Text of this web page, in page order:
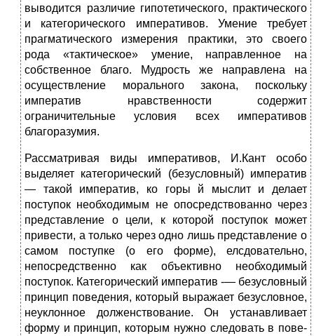
выводится различие гипотетического, практического
и категорического императивов. Умение требует
прагматического измерения практики, это своего
рода «тактическое» умение, направленное на
собственное благо. Мудрость же направлена на
осуществление морального закона, поскольку
императив нравственности содержит
ограничительные условия всех императивов
благоразумия.
Рассматривая виды императивов, И.Кант особо
выделяет кате­горический (безусловный) императив
— такой императив, ко горы й мыслит и делает
поступок необходимым не опосредствованно через
представление о цели, к которой поступок может
привести, а только через одно лишь представление о
самом поступке (о его форме), елс­довательно,
непосредственно как объективно необходимый
поступок. Категорический императив -— безусловный
принцип поведения, который выражает безусловное,
неуклонное долженствование. Он устанавливает
форму и принцип, которым нужно следовать в пове­